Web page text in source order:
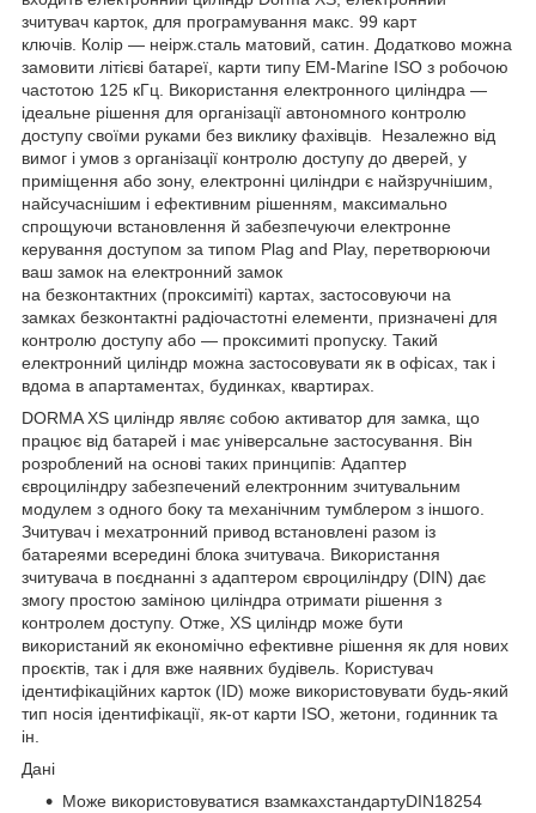
зчитувач карток, для програмування макс. 99 карт
ключів. Колір — неірж.сталь матовий, сатин. Додатково можна
замовити літієві батареї, карти типу EM-Marine ISO з робочою
частотою 125 кГц. Використання електронного циліндра —
ідеальне рішення для організації автономного контролю
доступу своїми руками без виклику фахівців. Незалежно від
вимог і умов з організації контролю доступу до дверей, у
приміщення або зону, електронні циліндри є найзручнішим,
найсучаснішим і ефективним рішенням, максимально
спрощуючи встановлення й забезпечуючи електронне
керування доступом за типом Plag and Play, перетворюючи
ваш замок на електронний замок
на безконтактних (проксиміті) картах, застосовуючи на
замках безконтактні радіочастотні елементи, призначені для
контролю доступу або — проксимиті пропуску. Такий
електронний циліндр можна застосовувати як в офісах, так і
вдома в апартаментах, будинках, квартирах.
DORMA XS циліндр являє собою активатор для замка, що
працює від батарей і має універсальне застосування. Він
розроблений на основі таких принципів: Адаптер
євроциліндру забезпечений електронним зчитувальним
модулем з одного боку та механічним тумблером з іншого.
Зчитувач і мехатронний привод встановлені разом із
батареями всередині блока зчитувача. Використання
зчитувача в поєднанні з адаптером євроциліндру (DIN) дає
змогу простою заміною циліндра отримати рішення з
контролем доступу. Отже, XS циліндр може бути
використаний як економічно ефективне рішення як для нових
проєктів, так і для вже наявних будівель. Користувач
ідентифікаційних карток (ID) може використовувати будь-який
тип носія ідентифікації, як-от карти ISO, жетони, годинник та
ін.
Дані
Може використовуватися взамкахстандартуDIN18254